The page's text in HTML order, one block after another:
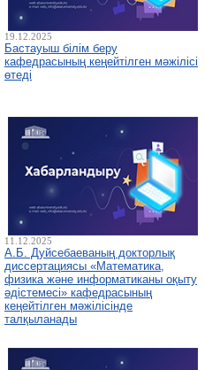
19.12.2025
Бастауыш білім беру
кафедрасының кеңейтілген мәжілісі
өтеді
11.12.2025
А.Б. Дуйсебаеваның докторлық
диссертациясы «Математика,
физика және информатиканы оқыту
әдістемесі» кафедрасының
кеңейтілген мәжілісінде
талқыланады